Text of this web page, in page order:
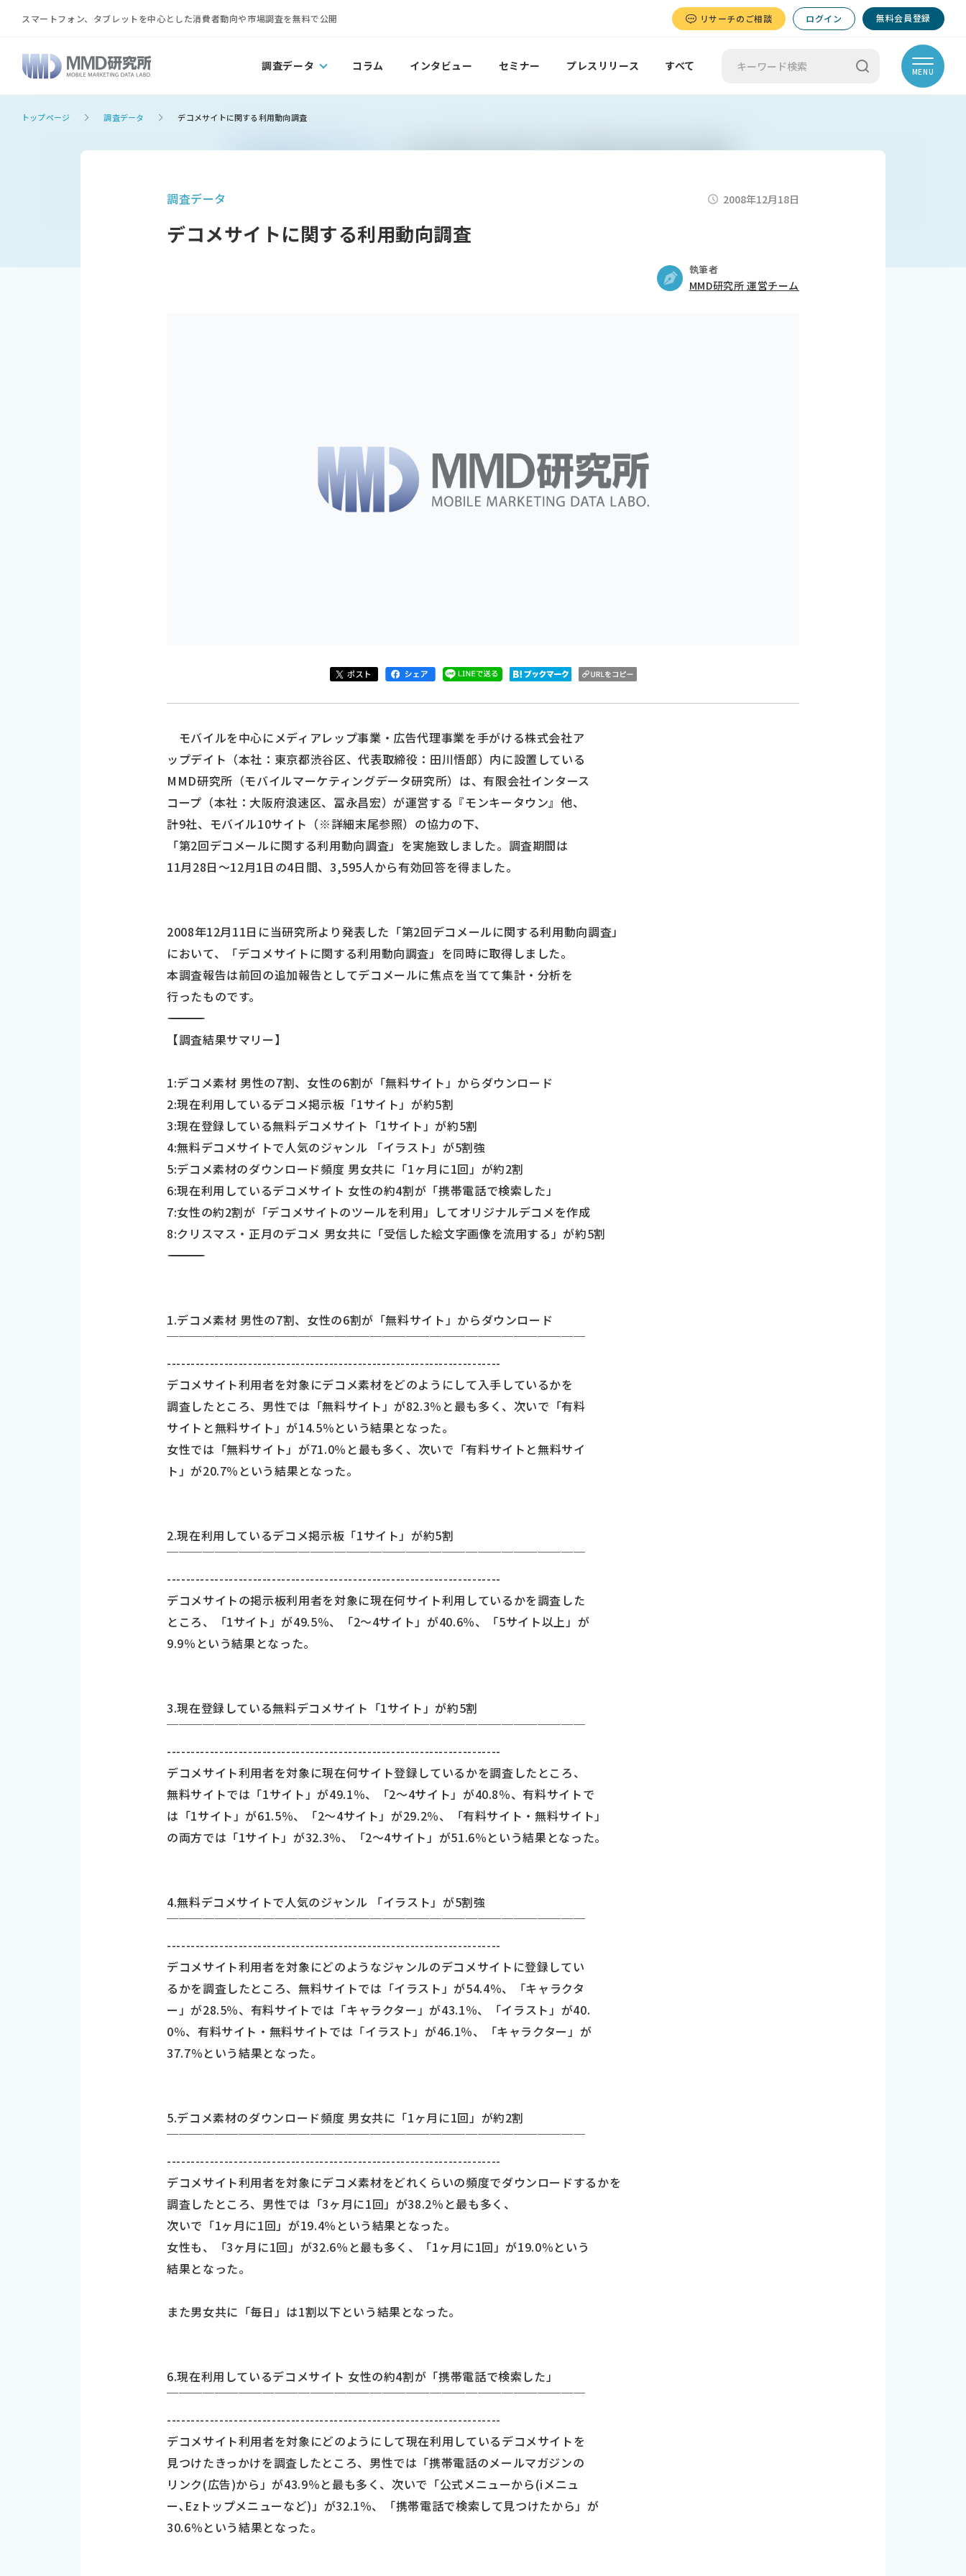
スマートフォン、タブレットを中心とした消費者動向や市場調査を無料で公開 リサーチのご相談 ログイン 無料会員登録
調査データ コラム インタビュー セミナー プレスリリース すべて MENU
トップページ 調査データ デコメサイトに関する利用動向調査
調査データ 2008年12月18日
デコメサイトに関する利用動向調査
執筆者
MMD研究所 運営チーム
モバイルを中心にメディアレップ事業・広告代理事業を手がける株式会社ア
ップデイト（本社：東京都渋谷区、代表取締役：田川悟郎）内に設置している
MMD研究所（モバイルマーケティングデータ研究所）は、有限会社インタース
コープ（本社：大阪府浪速区、冨永昌宏）が運営する『モンキータウン』他、
計9社、モバイル10サイト（※詳細末尾参照）の協力の下、
「第2回デコメールに関する利用動向調査」を実施致しました。調査期間は
11月28日～12月1日の4日間、3,595人から有効回答を得ました。
2008年12月11日に当研究所より発表した「第2回デコメールに関する利用動向調査」
において、「デコメサイトに関する利用動向調査」を同時に取得しました。
本調査報告は前回の追加報告としてデコメールに焦点を当てて集計・分析を
行ったものです。
―――――――――――――――――――――――――――――――――――
【調査結果サマリー】
1:デコメ素材 男性の7割、女性の6割が「無料サイト」からダウンロード
2:現在利用しているデコメ掲示板「1サイト」が約5割
3:現在登録している無料デコメサイト「1サイト」が約5割
4:無料デコメサイトで人気のジャンル 「イラスト」が5割強
5:デコメ素材のダウンロード頻度 男女共に「1ヶ月に1回」が約2割
6:現在利用しているデコメサイト 女性の約4割が「携帯電話で検索した」
7:女性の約2割が「デコメサイトのツールを利用」してオリジナルデコメを作成
8:クリスマス・正月のデコメ 男女共に「受信した絵文字画像を流用する」が約5割
―――――――――――――――――――――――――――――――――――
1.デコメ素材 男性の7割、女性の6割が「無料サイト」からダウンロード
￣￣￣￣￣￣￣￣￣￣￣￣￣￣￣￣￣￣￣￣￣￣￣￣￣￣￣￣￣￣￣￣￣￣￣
----------------------------------------------------------------------
デコメサイト利用者を対象にデコメ素材をどのようにして入手しているかを
調査したところ、男性では「無料サイト」が82.3％と最も多く、次いで「有料
サイトと無料サイト」が14.5％という結果となった。
女性では「無料サイト」が71.0％と最も多く、次いで「有料サイトと無料サイ
ト」が20.7％という結果となった。
2.現在利用しているデコメ掲示板「1サイト」が約5割
￣￣￣￣￣￣￣￣￣￣￣￣￣￣￣￣￣￣￣￣￣￣￣￣￣￣￣￣￣￣￣￣￣￣￣
----------------------------------------------------------------------
デコメサイトの掲示板利用者を対象に現在何サイト利用しているかを調査した
ところ、「1サイト」が49.5％、「2～4サイト」が40.6％、「5サイト以上」が
9.9％という結果となった。
3.現在登録している無料デコメサイト「1サイト」が約5割
￣￣￣￣￣￣￣￣￣￣￣￣￣￣￣￣￣￣￣￣￣￣￣￣￣￣￣￣￣￣￣￣￣￣￣
----------------------------------------------------------------------
デコメサイト利用者を対象に現在何サイト登録しているかを調査したところ、
無料サイトでは「1サイト」が49.1％、「2～4サイト」が40.8％、有料サイトで
は「1サイト」が61.5％、「2～4サイト」が29.2％、「有料サイト・無料サイト」
の両方では「1サイト」が32.3％、「2～4サイト」が51.6％という結果となった。
4.無料デコメサイトで人気のジャンル 「イラスト」が5割強
￣￣￣￣￣￣￣￣￣￣￣￣￣￣￣￣￣￣￣￣￣￣￣￣￣￣￣￣￣￣￣￣￣￣￣
----------------------------------------------------------------------
デコメサイト利用者を対象にどのようなジャンルのデコメサイトに登録してい
るかを調査したところ、無料サイトでは「イラスト」が54.4％、「キャラクタ
ー」が28.5％、有料サイトでは「キャラクター」が43.1％、「イラスト」が40.
0％、有料サイト・無料サイトでは「イラスト」が46.1％、「キャラクター」が
37.7％という結果となった。
5.デコメ素材のダウンロード頻度 男女共に「1ヶ月に1回」が約2割
￣￣￣￣￣￣￣￣￣￣￣￣￣￣￣￣￣￣￣￣￣￣￣￣￣￣￣￣￣￣￣￣￣￣￣
----------------------------------------------------------------------
デコメサイト利用者を対象にデコメ素材をどれくらいの頻度でダウンロードするかを
調査したところ、男性では「3ヶ月に1回」が38.2％と最も多く、
次いで「1ヶ月に1回」が19.4％という結果となった。
女性も、「3ヶ月に1回」が32.6％と最も多く、「1ヶ月に1回」が19.0％という
結果となった。
また男女共に「毎日」は1割以下という結果となった。
6.現在利用しているデコメサイト 女性の約4割が「携帯電話で検索した」
￣￣￣￣￣￣￣￣￣￣￣￣￣￣￣￣￣￣￣￣￣￣￣￣￣￣￣￣￣￣￣￣￣￣￣
----------------------------------------------------------------------
デコメサイト利用者を対象にどのようにして現在利用しているデコメサイトを
見つけたきっかけを調査したところ、男性では「携帯電話のメールマガジンの
リンク(広告)から」が43.9％と最も多く、次いで「公式メニューから(iメニュ
ー､Ezトップメニューなど)」が32.1％、「携帯電話で検索して見つけたから」が
30.6％という結果となった。